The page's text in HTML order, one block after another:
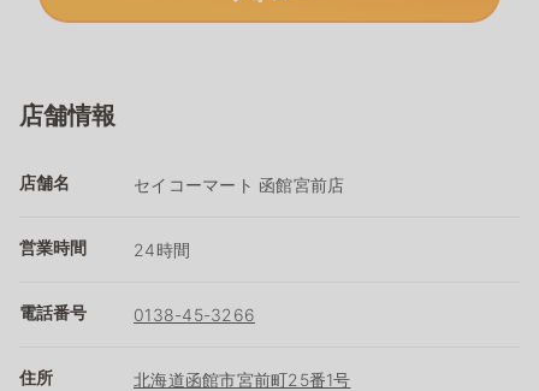
店舗情報
店舗名 セイコーマート 函館宮前店
営業時間 24時間
電話番号 0138-45-3266
住所 北海道函館市宮前町25番1号